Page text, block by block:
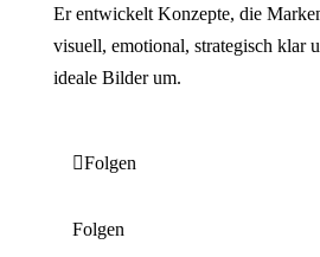
Er entwickelt Konzepte, die
visuell, emotional, strategisch klar
ideale Bilder um.
Folgen
Folgen